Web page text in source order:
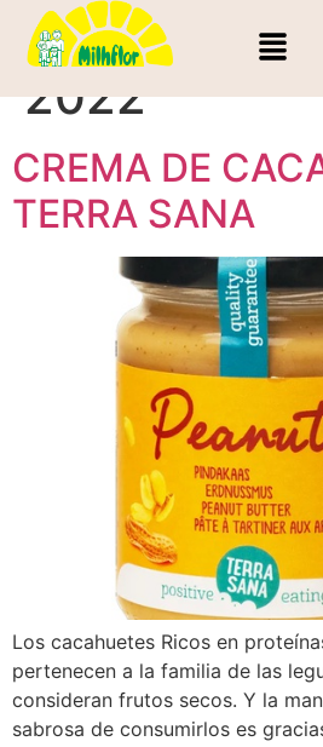
Día:24 de
2022
CREMA DE
TERRA SANA
Los cacahuetes Ricos en
pertenecen a la familia de las
consideran frutos secos. Y la
sabrosa de consumirlos es